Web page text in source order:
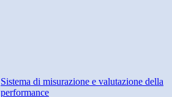
Sistema di misurazione e valutazione della
performance